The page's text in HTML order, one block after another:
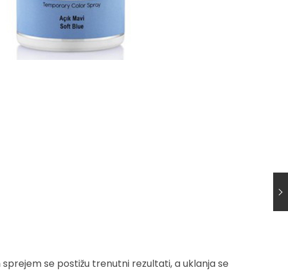
se postižu trenutni rezultati, a uklanja se